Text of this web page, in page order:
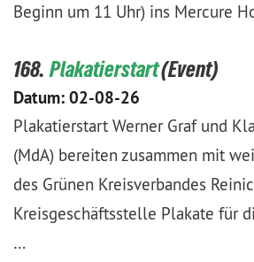
Beginn um 11 Uhr) ins Mercure
168. Plakatierstart
Datum: 02-08-26
Plakatierstart Werner Graf und
(MdA) bereiten zusammen mit
des Grünen Kreisverbandes
Kreisgeschäftsstelle Plakate für
…